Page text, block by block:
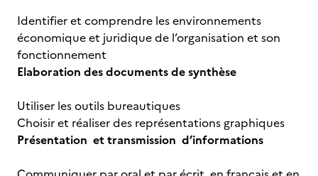
Identifier et comprendre les environnements
économique et juridique de l’organisation et son
fonctionnement
Elaboration des documents de synthèse
Utiliser les outils bureautiques
Choisir et réaliser des représentations graphiques
Présentation et transmission d’informations